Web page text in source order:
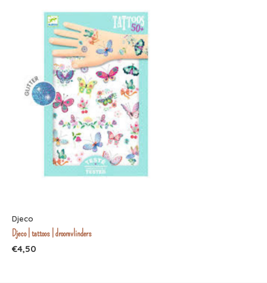
Djeco
Djeco | tattoos | droomvlinders
€4,50